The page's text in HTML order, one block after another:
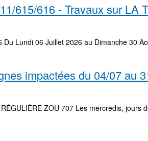
615/616 - Travaux sur LA
Lundi 06 Juillet 2026 au Dimanche 30
impactées du 04/07 au
ZOU 707 Les mercredis,